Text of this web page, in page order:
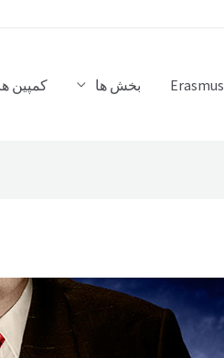
Erasmus بخش ها کمپین